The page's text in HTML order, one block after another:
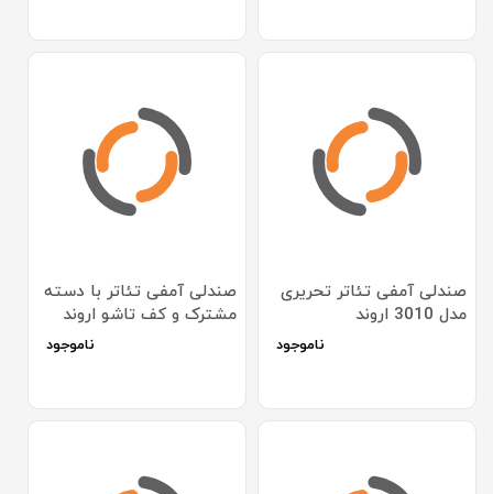
صندلی آمفی تئاتر تحریری
مدل 3010 اروند
ناموجود
صندلی آمفی تئاتر با دسته
مشترک و کف تاشو اروند
ناموجود